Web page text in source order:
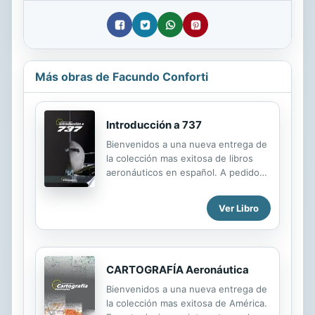
Más obras de Facundo Conforti
Introducción a 737
Bienvenidos a una nueva entrega de
la colección mas exitosa de libros
aeronáuticos en español. A pedido
hemos creado esta magnifica obra
literaria sobre todo lo que un piloto
en formación debe aprender acerca
Con la colaboración del Capitán Aldo
Tatoli, con mas de 30 años de
experiencia en línea aérea, hemos
desarrollado un manual educativo
Ver Libro
CARTOGRAFÍA Aeronáutica
Bienvenidos a una nueva entrega de
la colección mas exitosa de América.